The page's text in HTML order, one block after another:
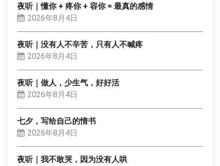
夜听｜懂你 + 疼你 + 容你 = 最真的感情
2026年8月4日
夜听｜没有人不辛苦，只有人不喊疼
2026年8月4日
夜听｜做人，少生气，好好活
2026年8月4日
七夕，写给自己的情书
2026年8月4日
夜听｜我不敢哭，因为没有人哄